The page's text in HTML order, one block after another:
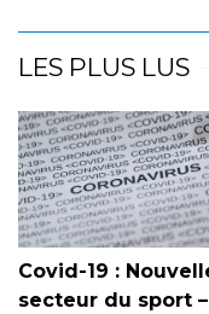
LES PLUS LUS
Covid-19 :
secteur du sport